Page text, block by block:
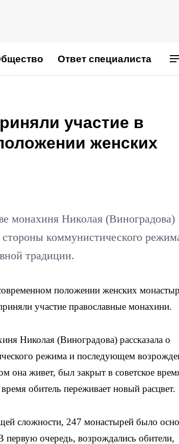
Ответ специалиста
участие в
женских
монахиня Николая (Виноградова)
коммунистического
традиции.
положении женских
участие православные монахини.
Николая (Виноградова) рассказала о
режима и последующем
она живет, был закрыт в советское
обитель переживает новый расцвет.
сложности, 247 монастырей было
первую очередь, возрождались обители,